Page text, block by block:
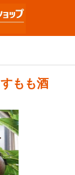
すもも酒